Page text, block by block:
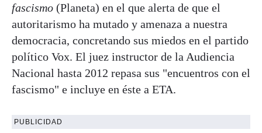
fascismo (Planeta) en el que alerta de que el
autoritarismo ha mutado y amenaza a nuestra
democracia, concretando sus miedos en el partido
político Vox. El juez instructor de la Audiencia
Nacional hasta 2012 repasa sus "encuentros con el
fascismo" e incluye en éste a ETA.
PUBLICIDAD